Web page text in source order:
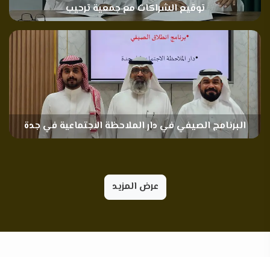
توقيع الشراكات مع جمعية ترحيب
البرنامج الصيفي في دار الملاحظة الاجتماعية في جدة
عرض المزيد